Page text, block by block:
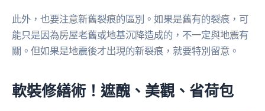
此外，也要注意新舊裂痕的區別。如果是舊有的裂痕，可
能只是因為房屋老舊或地基沉降造成的，不一定與地震有
關。但如果是地震後才出現的新裂痕，就要特別留意。
軟裝修繕術！遮醜、美觀、省荷包